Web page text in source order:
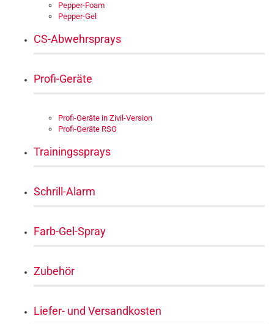
Pepper-Foam
Pepper-Gel
CS-Abwehrsprays
Profi-Geräte
Profi-Geräte in Zivil-Version
Profi-Geräte RSG
Trainingssprays
Schrill-Alarm
Farb-Gel-Spray
Zubehör
Liefer- und Versandkosten